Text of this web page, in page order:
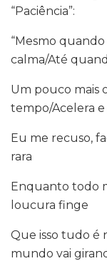
“Paciência”:
“Mesmo
calma/Até
Um pouco mais
tempo/Acelera e
Eu me recuso,
rara
Enquanto todo
loucura finge
Que isso tudo é
mundo vai